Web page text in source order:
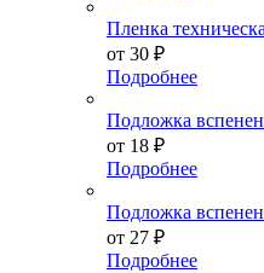
Пленка
от 30 ₽
Подробнее
Подложка
от 18 ₽
Подробнее
Подложка
от 27 ₽
Подробнее